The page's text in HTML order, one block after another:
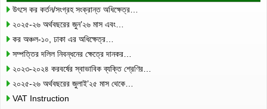
উৎসে কর কর্তন/সংগ্রহ সংক্রান্ত অধিক্ষেত্র…
২০২৫-২৬ অর্থবছরের জুন’২৬ মাস এবং…
কর অঞ্চল-১০, ঢাকা এর অধিক্ষেত্র…
সম্পত্তির দলিল নিবন্ধনের ক্ষেত্রে দানকর…
২০২৩-২০২৪ করবর্ষের স্বাভাবিক ব্যক্তি শ্রেণির…
২০২৫-২৬ অর্থবছরের জুলাই’২৫ মাস থেকে…
VAT Instruction